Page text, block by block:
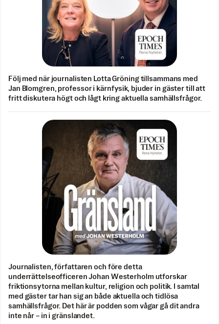
Följ med när journalisten Lotta Gröning tillsammans med
Jan Blomgren, professor i kärnfysik, bjuder in gäster till att
fritt diskutera högt och lågt kring aktuella samhällsfrågor.
Journalisten, författaren och före detta
underrättelseofficeren Johan Westerholm utforskar
friktionsytorna mellan kultur, religion och politik. I samtal
med gäster tar han sig an både aktuella och tidlösa
samhällsfrågor. Det här är podden som vågar gå dit andra
inte når – in i gränslandet.